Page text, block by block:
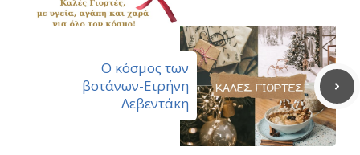
Ο κόσμος των
βοτάνων-Ειρήνη
Λεβεντάκη